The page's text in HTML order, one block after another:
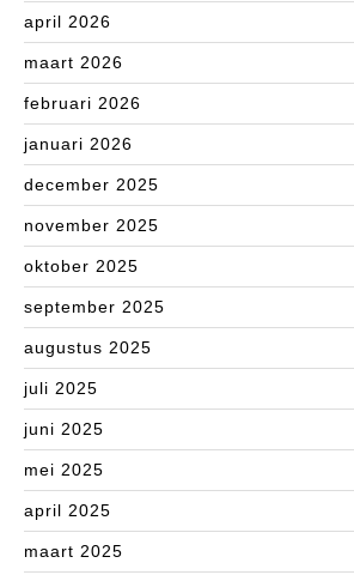
april 2026
maart 2026
februari 2026
januari 2026
december 2025
november 2025
oktober 2025
september 2025
augustus 2025
juli 2025
juni 2025
mei 2025
april 2025
maart 2025